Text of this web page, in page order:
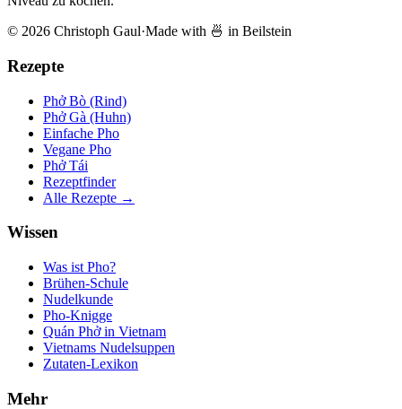
© 2026 Christoph Gaul·Made with 🍜 in Beilstein
Rezepte
Phở Bò (Rind)
Phở Gà (Huhn)
Einfache Pho
Vegane Pho
Phở Tái
Rezeptfinder
Alle Rezepte →
Wissen
Was ist Pho?
Brühen-Schule
Nudelkunde
Pho-Knigge
Quán Phở in Vietnam
Vietnams Nudelsuppen
Zutaten-Lexikon
Mehr